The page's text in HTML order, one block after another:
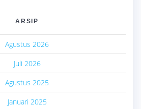
ARSIP
Agustus 2026
Juli 2026
Agustus 2025
Januari 2025